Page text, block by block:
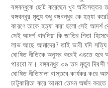
বঙ্গবন্ধুকে ছোট করেছেন খুব অতিসত্তর
বঙ্গবন্ধুর মৃত্যু শুধু বঙ্গবন্ধুর কে হত্যা
কারণে তাকে হত্যা করা হলো সেই আদর্শ
সেই আদর্শ বাদদিয়া কি জাতির পিতা
লাভ আছে আমাদের? তাই ভাবী যদি সত্যি
ঘোষিত নীতিকে অনুসর করেই এগুতে হবে
পারবো না। বঙ্গবন্ধুর ৩৯ তম মৃত্যু
ঘোষিত নীতিমালা বাস্তবে কার্যকর করে
চাটুকারিতা করে আমরা তেমন অর্জন করতে